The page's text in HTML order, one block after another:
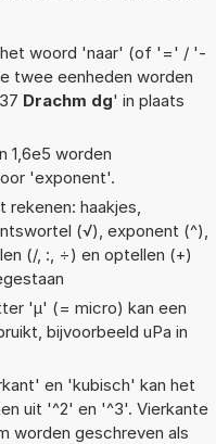
het woord 'naar' (of '=' / '-
twee eenheden worden
Drachm dg' in plaats
1,6e5 worden
'exponent'.
haakjes,
(√), exponent (^),
(/, :, ÷) en optellen (+)
'µ' (= micro) kan een
bijvoorbeeld uPa in
en 'kubisch' kan het
uit '^2' en '^3'. Vierkante
worden geschreven als